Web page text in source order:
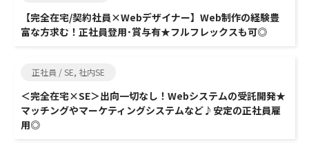
【完全在宅/契約社員×Webデザイナー】Web制作の経験豊
富な方求む！正社員登用･賞与有★フルフレックスも可◎
正社員 / SE, 社内SE
＜完全在宅×SE＞出向一切なし！Webシステムの受託開発★
マッチングやマーケティングシステムなど♪安定の正社員雇
用◎